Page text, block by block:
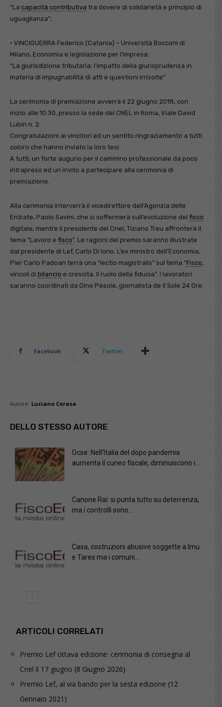
“La capacità contributiva tra dovere di solidarietà e principio di
uguaglianza”;
• VINCIGUERRA Federico (Catania) – Università Bocconi di
Milano, Economia e legislazione per l’impresa:
“La giurisdizione tributaria: l’impatto della giurisprudenza in
materia di impugnabilità di atti e questioni irrisolte”
La cerimonia di premiazione avverrà il 22 giugno 2018, con
inizio alle 10:30, presso la sede del CNEL in Roma, Viale David
Lubin n. 2.
Congratulazioni ai vincitori ed un sentito ringraziamento a tutti
coloro che hanno inviato la loro tesi.
A tutti, un forte augurio per il cammino professionale da poco
intrapreso ed un invito a partecipare alla cerimonia di
premiazione.
Alla cerimonia interverrà il vicedirettore dell’Agenzia delle
Entrate, Paolo Savini, che si soffermerà sull’evoluzione del fisco
digitale, mentre il presidente del Cnel, Tiziano Treu affronterà il
tema “Lavoro e fisco”. Le ragioni del premio saranno illustrate
dal presidente di Lef, Carlo Di Iorio. L’ex ministro dell’Economia,
Pier Carlo Padoan terrà una “lectio magistralis” sul tema “Fisco,
vincoli di bilancio e crescita. Il ruolo della fiducia”. I lavoratori
saranno coordinati da Dino Pesole, giornalista de Il Sole 24 Ore.
Facebook Twitter
Autore: Luciano Cerasa
DELLO STESSO AUTORE
Ocse: Nell’Italia del dopo pandemia
aumenta il cuneo fiscale, diminuiscono i...
Canone Rai: si punta tutto su deterrenza,
ma i controlli sono...
Casa, costruzioni abusive soggette a Imu
e Tares ma i comuni...
ARTICOLI CORRELATI
Premio Lef ottava edizione: cerimonia di consegna al
Cnel il 17 giugno (8 Giugno 2026)
Premio Lef, al via bando per la sesta edizione (12
Gennaio 2021)